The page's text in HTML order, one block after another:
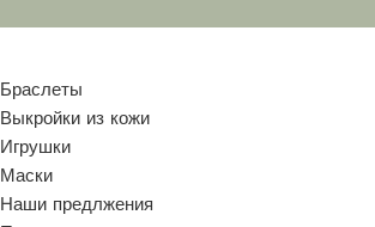
Браслеты
Выкройки из кожи
Игрушки
Маски
Наши предлжения